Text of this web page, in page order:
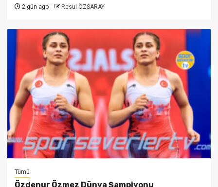
2 gün ago Resul ÖZSARAY
Tümü
Özdenur Özmez Dünya Şampiyonu